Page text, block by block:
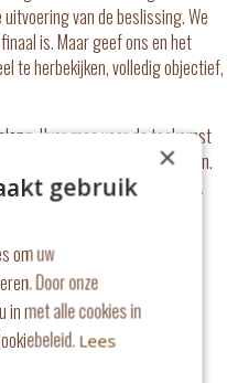
van de beslissing. We
is. Maar geef ons en het
te herbekijken, volledig objectief,
IJver mee voor de toekomst
delen en onze petitie te tekenen.
alle vorderingen in zijn verhaal.
×
gebruik
om uw
Door onze
in met alle cookies in
Lees